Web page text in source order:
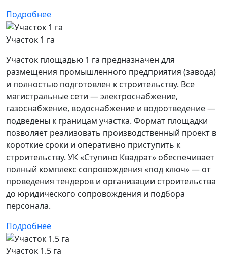
Подробнее
Участок 1 га
Участок площадью 1 га предназначен для
размещения промышленного предприятия (завода)
и полностью подготовлен к строительству. Все
магистральные сети — электроснабжение,
газоснабжение, водоснабжение и водоотведение —
подведены к границам участка. Формат площадки
позволяет реализовать производственный проект в
короткие сроки и оперативно приступить к
строительству. УК «Ступино Квадрат» обеспечивает
полный комплекс сопровождения «под ключ» — от
проведения тендеров и организации строительства
до юридического сопровождения и подбора
персонала.
Подробнее
Участок 1.5 га